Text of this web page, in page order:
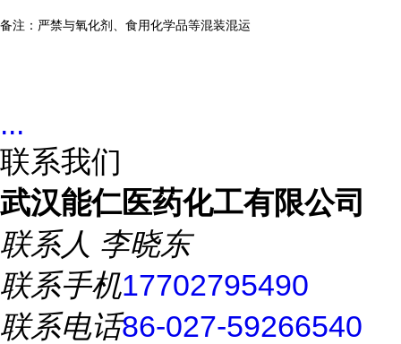
备注：严禁与氧化剂、食用化学品等混装混运
...
联系我们
武汉能仁医药化工有限公司
联系人 李晓东
联系手机17702795490
联系电话86-027-59266540